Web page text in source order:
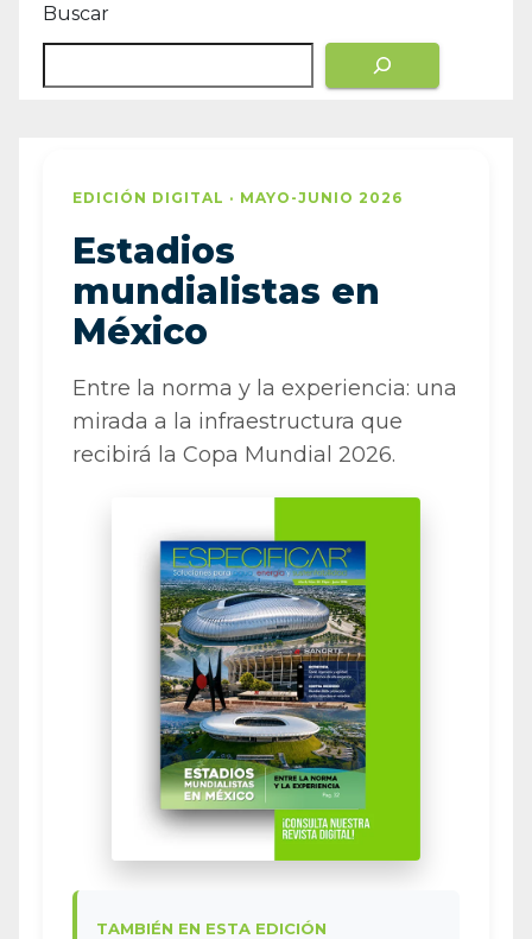
Buscar
EDICIÓN DIGITAL · MAYO-JUNIO 2026
Estadios
mundialistas en
México
Entre la norma y la experiencia: una
mirada a la infraestructura que
recibirá la Copa Mundial 2026.
TAMBIÉN EN ESTA EDICIÓN